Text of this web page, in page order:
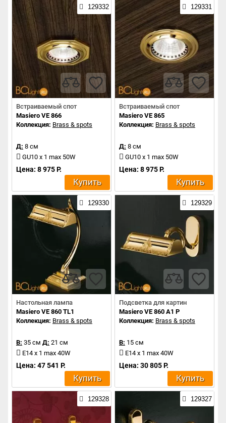
129332
Встраиваемый спот
Masiero VE 866
Коллекция: Brass & spots
Д: 8 см
GU10 x 1 max 50W
Цена: 8 975 Р.
Купить
129331
Встраиваемый спот
Masiero VE 865
Коллекция: Brass & spots
Д: 8 см
GU10 x 1 max 50W
Цена: 8 975 Р.
Купить
129330
Настольная лампа
Masiero VE 860 TL1
Коллекция: Brass & spots
В: 35 см Д: 21 см
E14 x 1 max 40W
Цена: 47 541 Р.
Купить
129329
Подсветка для картин
Masiero VE 860 A1 P
Коллекция: Brass & spots
В: 15 см
E14 x 1 max 40W
Цена: 30 805 Р.
Купить
129328 129327